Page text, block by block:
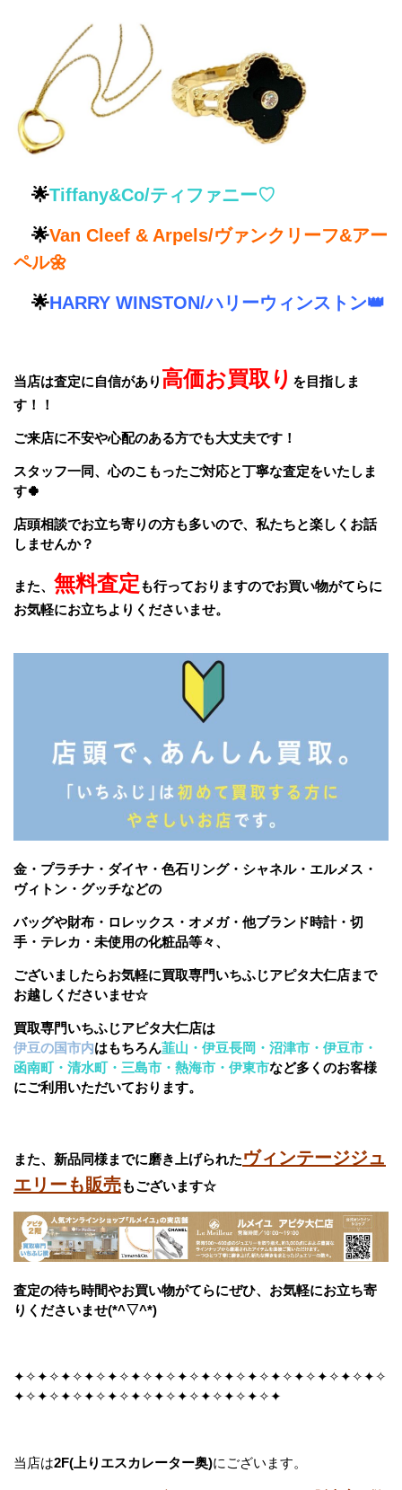
🌟Tiffany&Co/ティファニー♡
🌟Van Cleef & Arpels/ヴァンクリーフ&アー
ペル🌼
🌟HARRY WINSTON/ハリーウィンストン👑
当店は査定に自信があり 高価お買取り を目指しま
す！！
ご来店に不安や心配のある方でも大丈夫です！
スタッフ一同、心のこもったご対応と丁寧な査定をいたしま
す🍀
店頭相談でお立ち寄りの方も多いので、私たちと楽しくお話
しませんか？
また、 無料査定も行っておりますのでお買い物がてらに
お気軽にお立ちよりくださいませ。
金・プラチナ・ダイヤ・色石リング・シャネル・エルメス・
ヴィトン・グッチなどの
バッグや財布・ロレックス・オメガ・他ブランド時計・切
手・テレカ・未使用の化粧品等々、
ございましたらお気軽に買取専門いちふじアピタ大仁店まで
お越しくださいませ☆
買取専門いちふじアピタ大仁店は
伊豆の国市内はもちろん韮山・伊豆長岡・沼津市・伊豆市・
函南町・清水町・三島市・熱海市・伊東市など多くのお客様
にご利用いただいております。
また、新品同様までに磨き上げられたヴィンテージジュ
エリーも販売もございます☆
査定の待ち時間やお買い物がてらにぜひ、お気軽にお立ち寄
りくださいませ(*^▽^*)
✦✧✦✧✦✧✦✧✦✧✦✧✦✧✦✧✦✧✦✧✦✧✦✧✦✧✦✧✦✧✦✧
✦✧✦✧✦✧✦✧✦✧✦✧✦✧✦✧✦✧✦✧✦✧✦
当店は2F(上りエスカレーター奥)にございます。